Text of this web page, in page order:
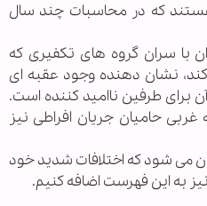
که در محاسبات چند سال
با سران گروه های تکفیری که
نشان دهنده وجود عقبه ای
برای طرفین ناامید کننده است.
حامیان جریان افراطی نیز
می شود که اختلافات شدید خود
به این فهرست اضافه کنیم.